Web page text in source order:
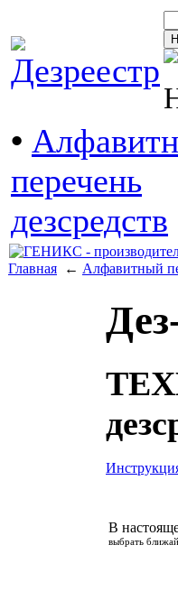
•
перечень
дезсредств
Главная ← Алфавитный
В
выбрать